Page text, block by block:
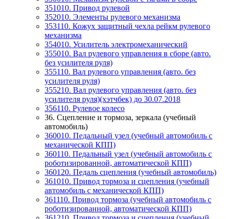
351010. Привод рулевой
352010. Элементы рулевого механизма
353110. Кожух защитный чехла рейкм рулевого
механизма
354010. Усилитель электромеханический
355010. Вал рулевого управления в сборе (авто.
без усилителя руля)
355110. Вал рулевого управления (авто. без
усилителя руля)
355210. Вал рулевого управления (авто. без
усилителя руля)(хэтчбек) до 30.07.2018
356110. Рулевое колесо
36. Сцепление и тормоза, зеркала (учебный
автомобиль)
360010. Педальный узел (учебный автомобиль с
механической КПП)
360110. Педальный узел (учебный автомобиль с
роботизированной, автоматической КПП)
360120. Педаль сцепления (учебный автомобиль)
361010. Привод тормоза и сцепления (учебный
автомобиль с механической КПП)
361110. Привод тормоза (учебный автомобиль с
роботизированной, автоматической КПП)